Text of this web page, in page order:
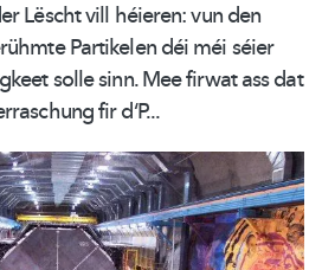
Lëscht vill héieren: vun den
Partikelen déi méi séier
solle sinn. Mee firwat ass dat
fir d‘P...